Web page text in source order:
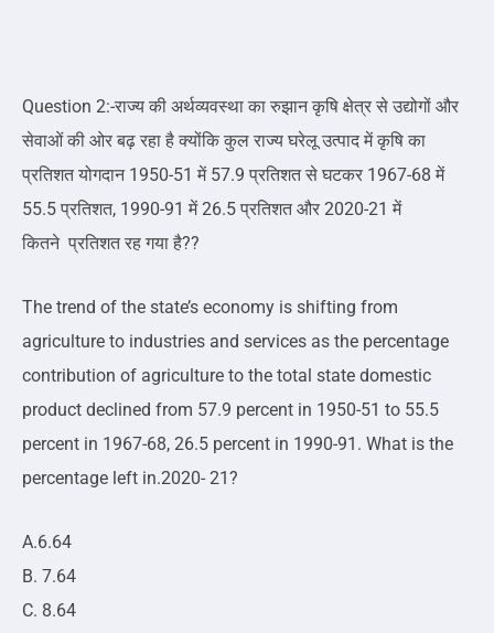
Question 2:-राज्य की अर्थव्यवस्था का रुझान कृषि क्षेत्र से उद्योगों और
सेवाओं की ओर बढ़ रहा है क्योंकि कुल राज्य घरेलू उत्पाद में कृषि का
प्रतिशत योगदान 1950-51 में 57.9 प्रतिशत से घटकर 1967-68 में
55.5 प्रतिशत, 1990-91 में 26.5 प्रतिशत और 2020-21 में
कितने प्रतिशत रह गया है??
The trend of the state’s economy is shifting from
agriculture to industries and services as the percentage
contribution of agriculture to the total state domestic
product declined from 57.9 percent in 1950-51 to 55.5
percent in 1967-68, 26.5 percent in 1990-91. What is the
percentage left in.2020- 21?
A.6.64
B. 7.64
C. 8.64